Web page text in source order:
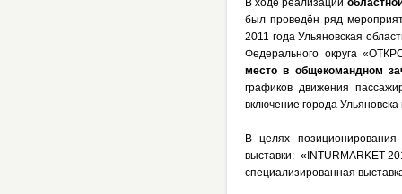
В ходе реализации
был проведён ряд
2011 года Ульяновская
Федерального округа
место в общекомандном
графиков движения
включение города
В целях
выставки: «INTURMARKET-
специализированная